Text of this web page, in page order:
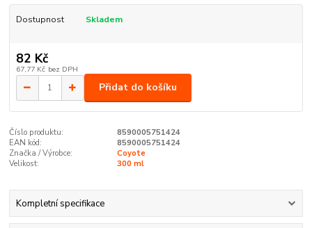
Dostupnost Skladem
82 Kč
67,77 Kč bez DPH
Přidat do košíku
Číslo produktu:
8590005751424
EAN kód:
8590005751424
Značka / Výrobce:
Coyote
Velikost:
300 ml
Kompletní specifikace